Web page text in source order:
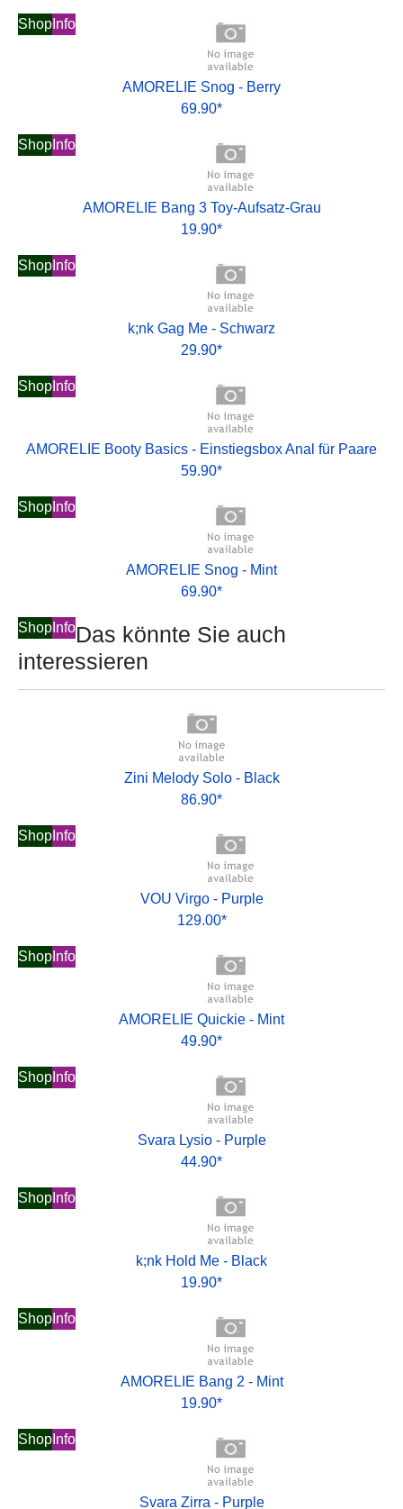
Shop Info
AMORELIE Snog - Berry
69.90*
Shop Info
AMORELIE Bang 3 Toy-Aufsatz-Grau
19.90*
Shop Info
k;nk Gag Me - Schwarz
29.90*
Shop Info
AMORELIE Booty Basics - Einstiegsbox Anal für Paare
59.90*
Shop Info
AMORELIE Snog - Mint
69.90*
Shop InfoDas könnte Sie auch
interessieren
Zini Melody Solo - Black
86.90*
Shop Info
VOU Virgo - Purple
129.00*
Shop Info
AMORELIE Quickie - Mint
49.90*
Shop Info
Svara Lysio - Purple
44.90*
Shop Info
k;nk Hold Me - Black
19.90*
Shop Info
AMORELIE Bang 2 - Mint
19.90*
Shop Info
Svara Zirra - Purple